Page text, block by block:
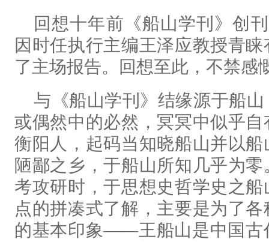
回想十年前《船山学刊》创
因时任执行主编王泽应教授青
了主场报告。回想至此，不禁感
与《船山学刊》结缘源于船
或偶然中的必然，冥冥中似乎
衡阳人，起码当知晓船山并以
陋鄙之乡，于船山所知几乎为
考攻研时，于思想史哲学史之
点的拼凑式了解，主要是为了
的基本印象——王船山是中国古